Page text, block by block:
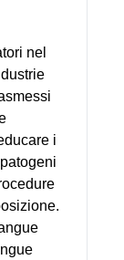
nel
i